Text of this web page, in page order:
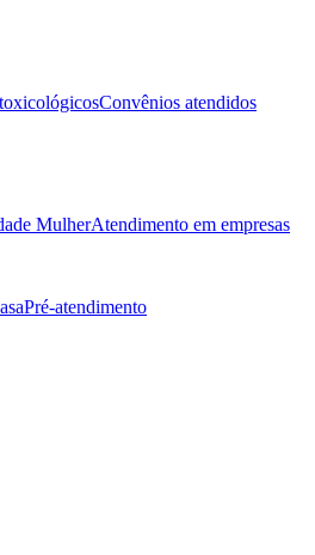
Convênios atendidos
MulherAtendimento em empresas
Pré-atendimento